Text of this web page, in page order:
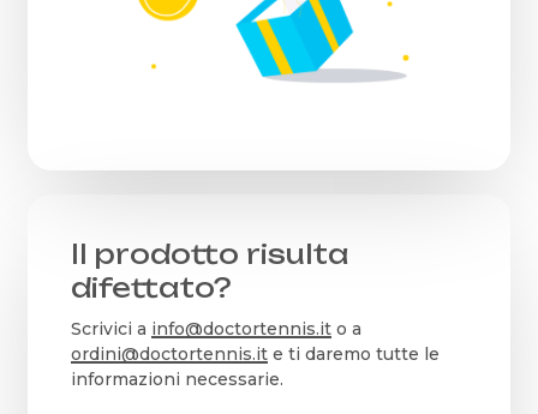
Il prodotto risulta
difettato?
Scrivici a info@doctortennis.ito a
ordini@doctortennis.ite ti daremo tutte le
informazioni necessarie.